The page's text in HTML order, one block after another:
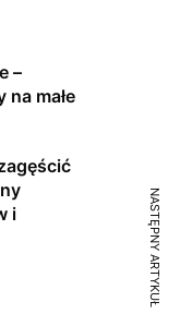
–
na małe
i
NASTĘPNY ARTYKUŁ